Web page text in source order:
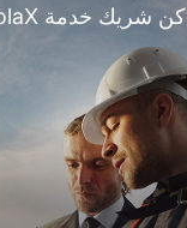
كن شريك خدمة SolaX